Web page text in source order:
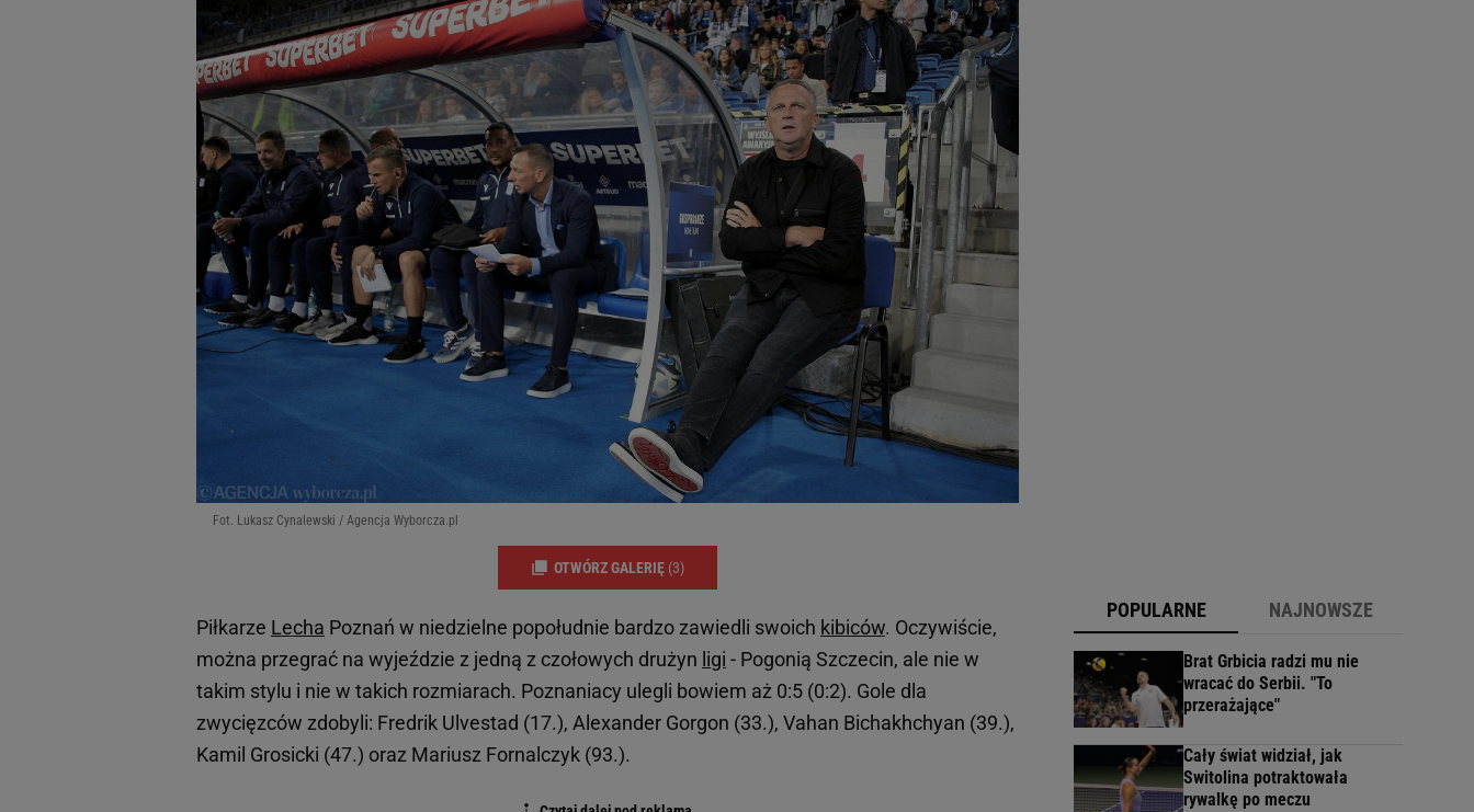
Fot. Lukasz Cynalewski / Agencja Wyborcza.pl
OTWÓRZ GALERIĘ (3)
Piłkarze Lecha Poznań w niedzielne popołudnie bardzo zawiedli swoich kibiców. Oczywiście,
można przegrać na wyjeździe z jedną z czołowych drużyn ligi - Pogonią Szczecin, ale nie w
takim stylu i nie w takich rozmiarach. Poznaniacy ulegli bowiem aż 0:5 (0:2). Gole dla
zwycięzców zdobyli: Fredrik Ulvestad (17.), Alexander Gorgon (33.), Vahan Bichakhchyan (39.),
Kamil Grosicki (47.) oraz Mariusz Fornalczyk (93.).
POPULARNE NAJNOWSZE
Brat Grbicia radzi mu nie
wracać do Serbii. "To
przerażające"
Cały świat widział, jak
Switolina potraktowała
rywalkę po meczu